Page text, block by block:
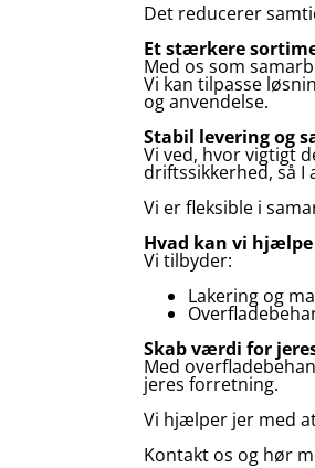
Det reducerer
Et stærkere
Med os som
Vi kan tilpasse
og anvendelse.
Stabil levering og
Vi ved, hvor vigtigt
driftssikkerhed, så I
Vi er fleksible i
Hvad kan vi hjælpe
Vi tilbyder:
Lakering og
Skab værdi for
Med
jeres forretning.
Vi hjælper jer med
Kontakt os og hør